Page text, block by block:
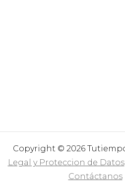
Copyright © 2026
Legal y Proteccion de Datos
Contáctanos|